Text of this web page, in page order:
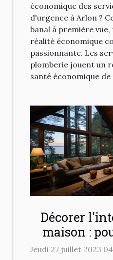
économique des
d'urgence à Arlon ?
banal à première vue,
réalité économique
passionnante. Les
plomberie jouent un
santé économique
Décorer
maison :
appel à un
Jeudi 27 juillet 2023